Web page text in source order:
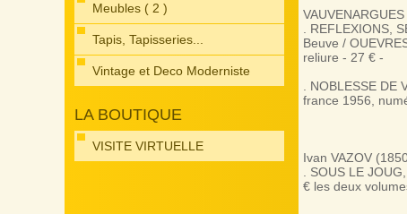
Meubles ( 2 )
Tapis, Tapisseries...
Vintage et Deco Moderniste
LA BOUTIQUE
VISITE VIRTUELLE
VAUVENARGUES
. REFLEXIONS,
Beuve /
reliure - 27 € -
. NOBLESSE
france 1956,
Ivan VAZOV
. SOUS LE
€ les deux